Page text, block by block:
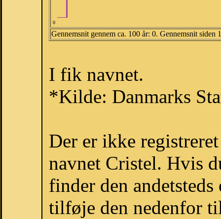
0
Gennemsnit gennem ca. 100 år: 0. Gennemsnit siden
I fik navnet.
*Kilde: Danmarks
Der er ikke
navnet Cristel. Hvis
finder den
tilføje den nedenfor